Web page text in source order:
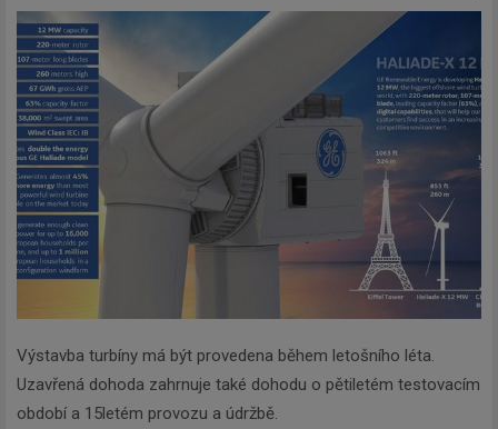
Výstavba turbíny má být provedena během letošního léta.
Uzavřená dohoda zahrnuje také dohodu o pětiletém testovacím
období a 15letém provozu a údržbě.